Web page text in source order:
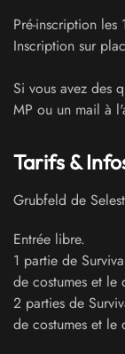
Pré-inscription
Inscription sur
Si vous avez des
MP ou un mail à
Tarifs &
Grubfeld de
Entrée libre.
1 partie de
de costumes et le
2 parties de
de costumes et le